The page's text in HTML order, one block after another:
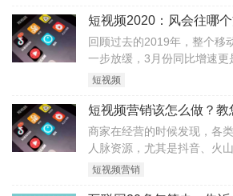
亿，随之伴生的则是短视频
多彩的主题内容，“记录美好
尚。
短视频2020：风会往哪个
回顾过去的2019年，整个移
一步放缓，3月份同比增速更
短视频
商家在经营的时候发现，各
人脉资源，尤其是抖音、火
数亿粉丝汇聚。商家要想借
短视频营销